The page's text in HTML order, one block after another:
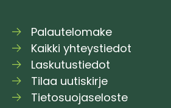
Palautelomake
Kaikki yhteystiedot
Laskutustiedot
Tilaa uutiskirje
Tietosuojaseloste